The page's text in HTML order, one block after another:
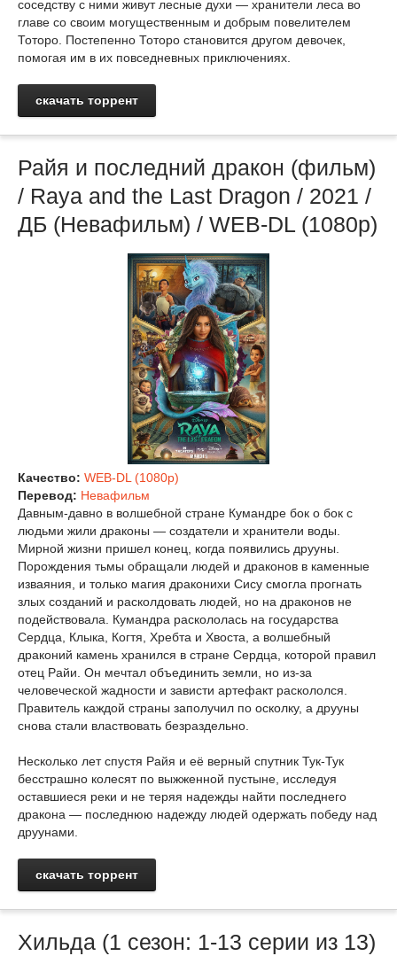
соседству с ними живут лесные духи — хранители леса во
главе со своим могущественным и добрым повелителем
Тоторо. Постепенно Тоторо становится другом девочек,
помогая им в их повседневных приключениях.
скачать торрент
Райя и последний дракон (фильм)
/ Raya and the Last Dragon / 2021 /
ДБ (Невафильм) / WEB-DL (1080p)
Качество: WEB-DL (1080p)
Перевод: Невафильм
Давным-давно в волшебной стране Кумандре бок о бок с
людьми жили драконы — создатели и хранители воды.
Мирной жизни пришел конец, когда появились друуны.
Порождения тьмы обращали людей и драконов в каменные
изваяния, и только магия драконихи Сису смогла прогнать
злых созданий и расколдовать людей, но на драконов не
подействовала. Кумандра раскололась на государства
Сердца, Клыка, Когтя, Хребта и Хвоста, а волшебный
драконий камень хранился в стране Сердца, которой правил
отец Райи. Он мечтал объединить земли, но из-за
человеческой жадности и зависти артефакт раскололся.
Правитель каждой страны заполучил по осколку, а друуны
снова стали властвовать безраздельно.
Несколько лет спустя Райя и её верный спутник Тук-Тук
бесстрашно колесят по выжженной пустыне, исследуя
оставшиеся реки и не теряя надежды найти последнего
дракона — последнюю надежду людей одержать победу над
друунами.
скачать торрент
Хильда (1 сезон: 1-13 серии из 13)